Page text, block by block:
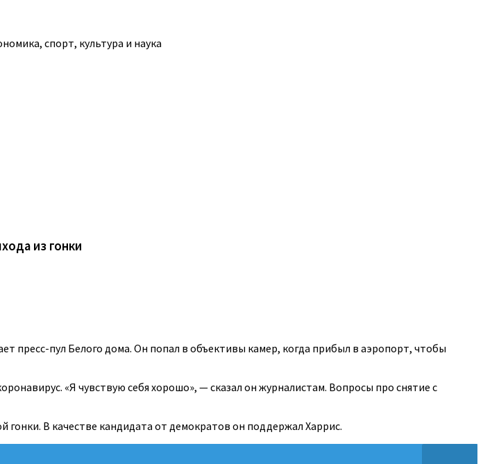
спорт, культура и наука
из гонки
пресс-пул Белого дома. Он попал в объективы камер, когда прибыл в аэропорт, чтобы
«Я чувствую себя хорошо», — сказал он журналистам. Вопросы про снятие с
В качестве кандидата от демократов он поддержал Харрис.